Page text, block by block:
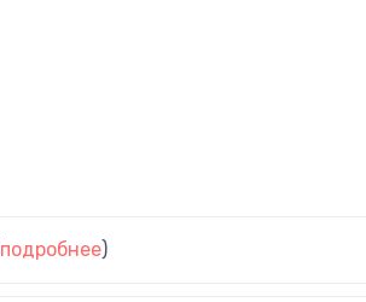
подробнее)